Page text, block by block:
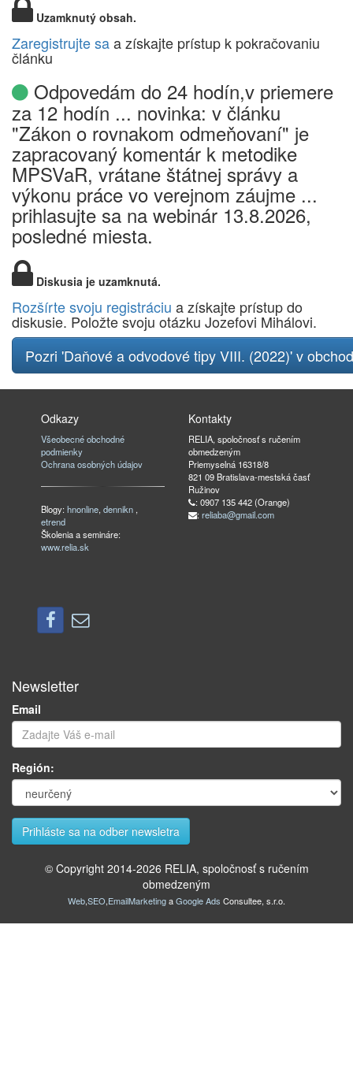
Uzamknutý obsah.
Zaregistrujte saa získajte prístup k pokračovaniu
článku
Odpovedám do 24 hodín,v priemere
za 12 hodín ... novinka: v článku
"Zákon o rovnakom odmeňovaní" je
zapracovaný komentár k metodike
MPSVaR, vrátane štátnej správy a
výkonu práce vo verejnom záujme ...
prihlasujte sa na webinár 13.8.2026,
posledné miesta.
Diskusia je uzamknutá.
Rozšírte svoju registráciu a získajte prístup do
diskusie. Položte svoju otázku Jozefovi Mihálovi.
Pozri 'Daňové a odvodové tipy VIII. (2022)' v
Odkazy
Všeobecné obchodné
podmienky
Ochrana osobných údajov
Blogy:hnonline,dennikn ,
etrend
Školenia a semináre:
www.relia.sk
Kontakty
RELIA, spoločnosť s ručením
obmedzeným
Priemyselná 16318/8
821 09 Bratislava-mestská časť
Ružinov
: 0907 135 442 (Orange)
: reliaba@gmail.com
Newsletter
Email
Región:
© Copyright 2014-2026 RELIA, spoločnosť s ručením
obmedzeným
Web,SEO,EmailMarketingaGoogle Ads Consultee, s.r.o.